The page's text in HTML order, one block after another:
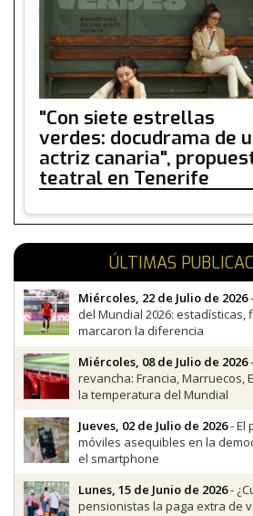
"Con siete estrellas
verdes: docudrama de
actriz canaria",
teatral en Tenerife
ÚLTIMAS
Miércoles, 22 de Julio de 2026
del Mundial 2026: estadísticas,
marcaron la diferencia
Miércoles, 08 de Julio de 2026
revancha: Francia, Marruecos,
la temperatura del Mundial
Jueves, 02 de Julio de 2026- El
móviles asequibles en la
el smartphone
Lunes, 15 de Junio de 2026-
pensionistas la paga extra de